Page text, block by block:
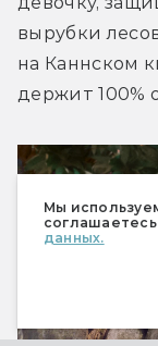
Мы
соглашаетесь
данных.
вырубки
на Каннском
держит 100%